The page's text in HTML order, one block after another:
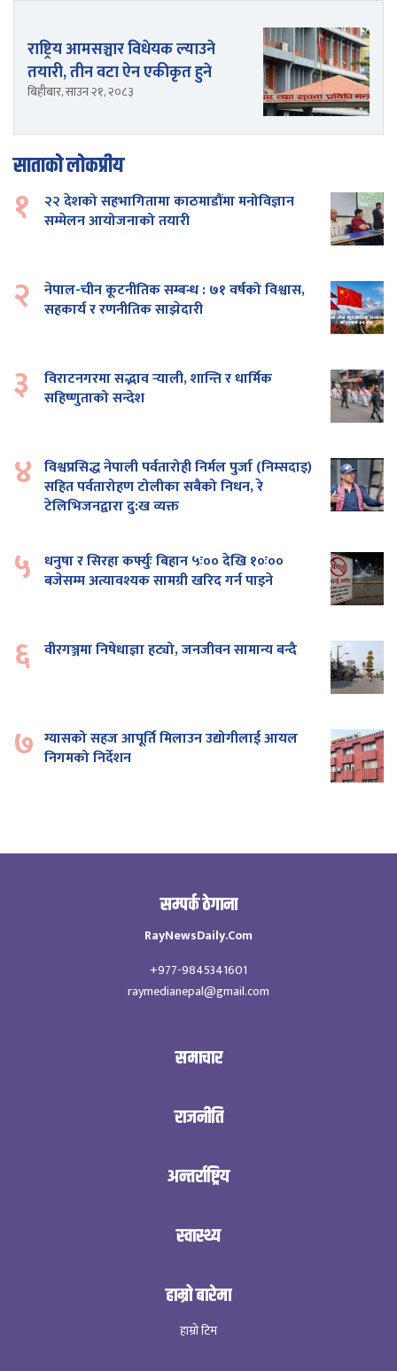
राष्ट्रिय आमसञ्चार विधेयक ल्याउने
तयारी, तीन वटा ऐन एकीकृत हुने
बिहीबार, साउन २१, २०८३
साताको लोकप्रीय
१
२२ देशको सहभागितामा काठमाडौंमा मनोविज्ञान
सम्मेलन आयोजनाको तयारी
२
नेपाल-चीन कूटनीतिक सम्बन्ध : ७१ वर्षको विश्वास,
सहकार्य र रणनीतिक साझेदारी
३
विराटनगरमा सद्भाव र्‍याली, शान्ति र धार्मिक
सहिष्णुताको सन्देश
४ विश्वप्रसिद्ध नेपाली पर्वतारोही निर्मल पुर्जा (निम्सदाइ)
सहित पर्वतारोहण टोलीका सबैको निधन, रे
टेलिभिजनद्वारा दु:ख व्यक्त
५ धनुषा र सिरहा कर्फ्युः बिहान ५ः०० देखि १०ः००
बजेसम्म अत्यावश्यक सामग्री खरिद गर्न पाइने
६ वीरगञ्जमा निषेधाज्ञा हट्यो, जनजीवन सामान्य बन्दै
७ ग्यासको सहज आपूर्ति मिलाउन उद्योगीलाई आयल
निगमको निर्देशन
सम्पर्क ठेगाना
RayNewsDaily.Com
+977-9845341601
raymedianepal@gmail.com
समाचार
राजनीति
अन्तर्राष्ट्रिय
स्वास्थ्य
हाम्रो बारेमा
हाम्रो टिम